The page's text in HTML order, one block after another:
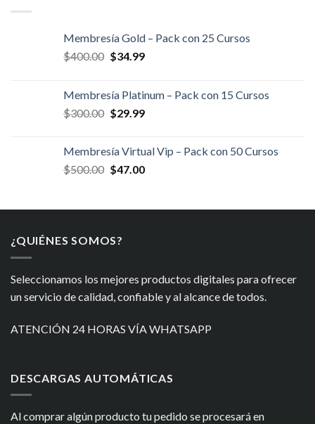
Membresía Gold – Pack con 25 Cursos
$400.00 El
era:
$400.00.
$34.99El
es:
$34.99.
Membresía Platinum – Pack con 15 Cursos
$300.00 El
era:
$300.00.
$29.99El
es:
$29.99.
Membresía Virtual Vip – Pack con 50 Cursos
$500.00 El
era:
$47.00El
es:
¿QUIÉNES SOMOS?
Seleccionamos los mejores productos digitales para ofrecer
un servicio de calidad, confiable y al alcance de todos.
ATENCIÓN 24 HORAS VÍA WHATSAPP
DESCARGAS AUTOMÁTICAS
Al comprar algún producto tu pedido se procesará en